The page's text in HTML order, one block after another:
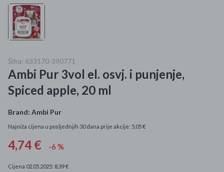
Kućanski aparati
Specijalne kategorije
Kišobrani akcija
Ograničena cijena
Najpopularniji proizvodi
Roba s greškom
Šifra: 633170-390771
Ambi Pur 3vol el. osvj. i punjenje,
Spiced apple, 20 ml
Brand: Ambi Pur
Najniža cijena u posljednjih 30 dana prije akcije: 5,05 €
4,74 € -6 %
Cijena 02.05.2025: 8,39 €